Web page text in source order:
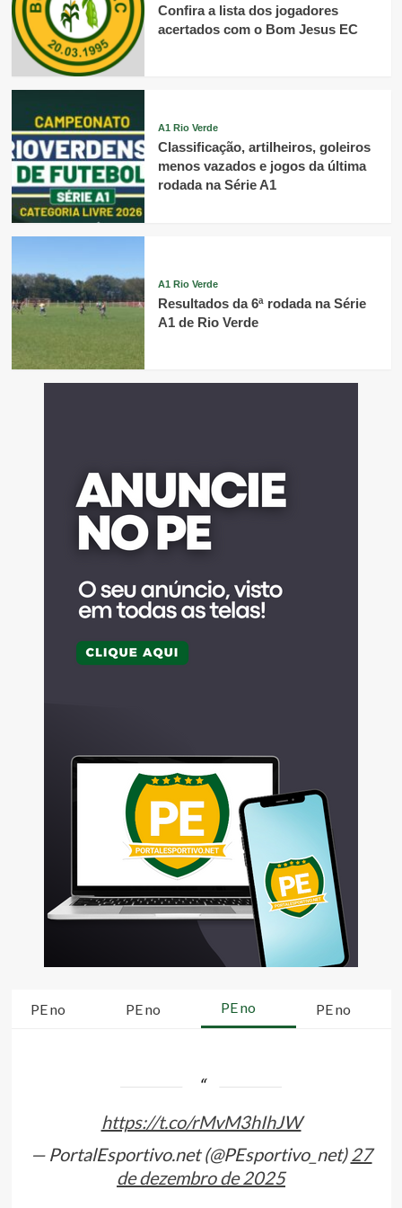
Confira a lista dos jogadores
acertados com o Bom Jesus EC
A1 Rio Verde
Classificação, artilheiros, goleiros
menos vazados e jogos da última
rodada na Série A1
A1 Rio Verde
Resultados da 6ª rodada na Série
A1 de Rio Verde
PE no PE no PE no PE no
https://t.co/rMvM3hIhJW
— PortalEsportivo.net (@PEsportivo_net)27
de dezembro de 2025